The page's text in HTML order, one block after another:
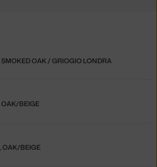
SMOKED OAK / GRIOGIO LONDRA
OAK/BEIGE
OAK/BEIGE